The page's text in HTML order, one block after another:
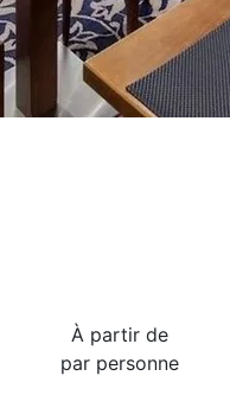
À partir de
par personne